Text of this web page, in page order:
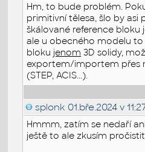
Hm, to bude problém.
primitivní tělesa, šlo by asi
škálované reference bloku
ale u obecného modelu to
bloku jenom 3D solidy,
exportem/importem přes
(STEP, ACIS...).
splonk 01.bře.2024 v
Hmmm, zatím se nedaří
ještě to ale zkusím